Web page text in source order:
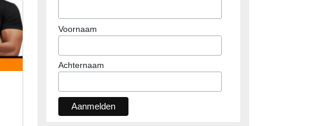
Voornaam
Achternaam